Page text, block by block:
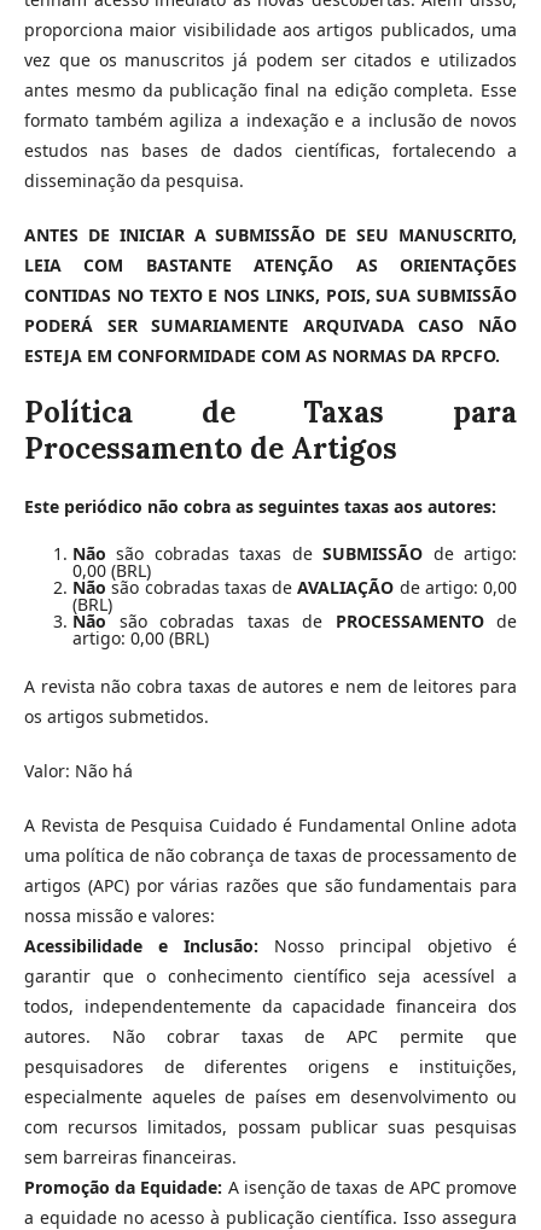
proporciona maior visibilidade aos artigos publicados, uma
vez que os manuscritos já podem ser citados e utilizados
antes mesmo da publicação final na edição completa. Esse
formato também agiliza a indexação e a inclusão de novos
estudos nas bases de dados científicas, fortalecendo a
disseminação da pesquisa.
ANTES DE INICIAR A SUBMISSÃO DE SEU MANUSCRITO,
LEIA COM BASTANTE ATENÇÃO AS ORIENTAÇÕES
CONTIDAS NO TEXTO E NOS LINKS, POIS, SUA SUBMISSÃO
PODERÁ SER SUMARIAMENTE ARQUIVADA CASO NÃO
ESTEJA EM CONFORMIDADE COM AS NORMAS DA RPCFO.
Política de Taxas para
Processamento de Artigos
Este periódico não cobra as seguintes taxas aos autores:
Não são cobradas taxas deSUBMISSÃO de artigo:
0,00 (BRL)
Não são cobradas taxas deAVALIAÇÃO de artigo: 0,00
(BRL)
Nãosão cobradas taxas de PROCESSAMENTOde
artigo: 0,00 (BRL)
A revista não cobra taxas de autores e nem de leitores para
os artigos submetidos.
Valor: Não há
A Revista de Pesquisa Cuidado é Fundamental Online adota
uma política de não cobrança de taxas de processamento de
artigos (APC) por várias razões que são fundamentais para
nossa missão e valores:
Acessibilidade e Inclusão: Nosso principal objetivo é
garantir que o conhecimento científico seja acessível a
todos, independentemente da capacidade financeira dos
autores. Não cobrar taxas de APC permite que
pesquisadores de diferentes origens e instituições,
especialmente aqueles de países em desenvolvimento ou
com recursos limitados, possam publicar suas pesquisas
sem barreiras financeiras.
Promoção da Equidade: A isenção de taxas de APC promove
a equidade no acesso à publicação científica. Isso assegura